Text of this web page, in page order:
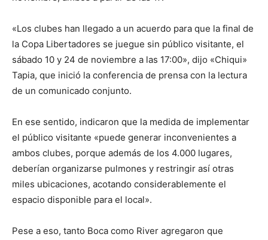
«Los clubes han llegado a un acuerdo para que la final de
la Copa Libertadores se juegue sin público visitante, el
sábado 10 y 24 de noviembre a las 17:00», dijo «Chiqui»
Tapia, que inició la conferencia de prensa con la lectura
de un comunicado conjunto.
En ese sentido, indicaron que la medida de implementar
el público visitante «puede generar inconvenientes a
ambos clubes, porque además de los 4.000 lugares,
deberían organizarse pulmones y restringir así otras
miles ubicaciones, acotando considerablemente el
espacio disponible para el local».
Pese a eso, tanto Boca como River agregaron que